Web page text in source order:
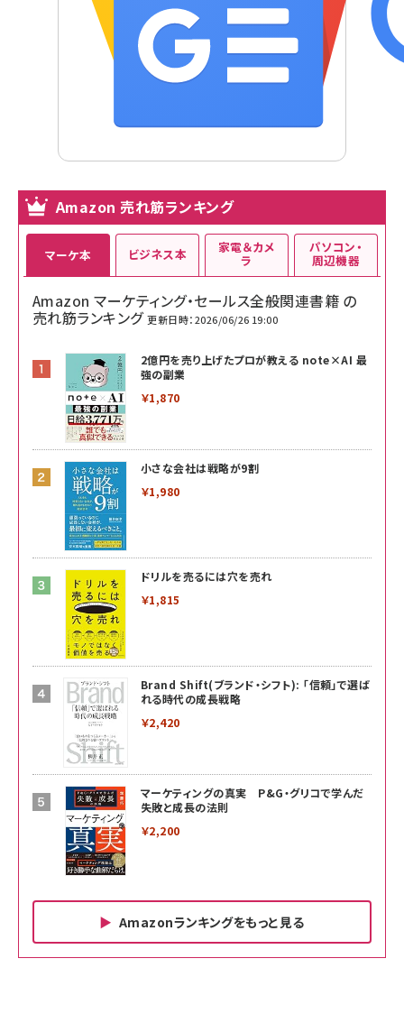
Amazon 売れ筋ランキング
マーケ本
Amazon マーケティング・セールス全般関連書籍 の
売れ筋ランキング 更新日時：2026/06/26 19:00
2億円を売り上げたプロが教える note×AI 最
強の副業
￥1,870
小さな会社は戦略が9割
￥1,980
ドリルを売るには穴を売れ
￥1,815
Brand Shift(ブランド・シフト): 「信頼」で選ば
れる時代の成長戦略
￥2,420
マーケティングの真実 P&G・グリコで学んだ
失敗と成長の法則
￥2,200
Amazonランキングをもっと見る
ビジネス本 家電＆カメ
ラ
パソコン・
周辺機器